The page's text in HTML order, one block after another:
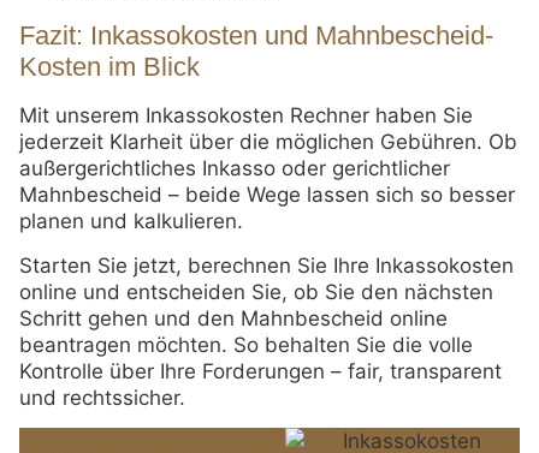
Fazit: Inkassokosten und Mahnbescheid-
Kosten im Blick
Mit unserem Inkassokosten Rechner haben Sie
jederzeit Klarheit über die möglichen Gebühren. Ob
außergerichtliches Inkasso oder gerichtlicher
Mahnbescheid – beide Wege lassen sich so besser
planen und kalkulieren.
Starten Sie jetzt, berechnen Sie Ihre Inkassokosten
online und entscheiden Sie, ob Sie den nächsten
Schritt gehen und den Mahnbescheid online
beantragen möchten. So behalten Sie die volle
Kontrolle über Ihre Forderungen – fair, transparent
und rechtssicher.